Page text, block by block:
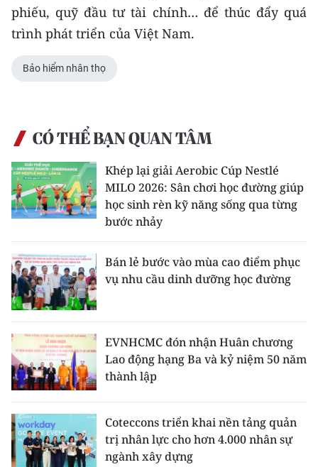
한국어
phiếu, quỹ đầu tư tài chính… để thúc đẩy quá
trình phát triển của Việt Nam.
Bảo hiểm nhân thọ
CÓ THỂ BẠN QUAN TÂM
Khép lại giải Aerobic Cúp Nestlé
MILO 2026: Sân chơi học đường giúp
học sinh rèn kỹ năng sống qua từng
bước nhảy
Bán lẻ bước vào mùa cao điểm phục
vụ nhu cầu dinh dưỡng học đường
EVNHCMC đón nhận Huân chương
Lao động hạng Ba và kỷ niệm 50 năm
thành lập
Coteccons triển khai nền tảng quản
trị nhân lực cho hơn 4.000 nhân sự
ngành xây dựng